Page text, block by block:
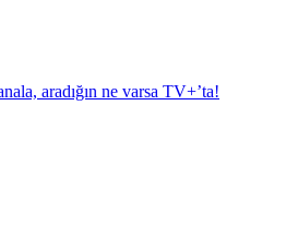
aradığın ne varsa TV+’ta!